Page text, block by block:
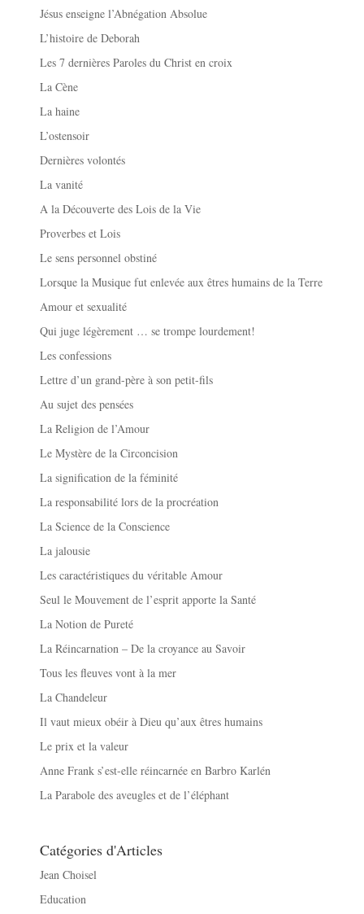
Jésus enseigne l’Abnégation Absolue
L’histoire de Deborah
Les 7 dernières Paroles du Christ en croix
La Cène
La haine
L’ostensoir
Dernières volontés
La vanité
A la Découverte des Lois de la Vie
Proverbes et Lois
Le sens personnel obstiné
Lorsque la Musique fut enlevée aux êtres humains de la Terre
Amour et sexualité
Qui juge légèrement … se trompe lourdement!
Les confessions
Lettre d’un grand-père à son petit-fils
Au sujet des pensées
La Religion de l’Amour
Le Mystère de la Circoncision
La signification de la féminité
La responsabilité lors de la procréation
La Science de la Conscience
La jalousie
Les caractéristiques du véritable Amour
Seul le Mouvement de l’esprit apporte la Santé
La Notion de Pureté
La Réincarnation – De la croyance au Savoir
Tous les fleuves vont à la mer
La Chandeleur
Il vaut mieux obéir à Dieu qu’aux êtres humains
Le prix et la valeur
Anne Frank s’est-elle réincarnée en Barbro Karlén
La Parabole des aveugles et de l’éléphant
Catégories d'Articles
Jean Choisel
Education